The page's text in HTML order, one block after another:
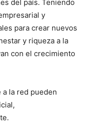
del país. Teniendo
y
para crear nuevos
y riqueza a la
con el crecimiento
a la red pueden